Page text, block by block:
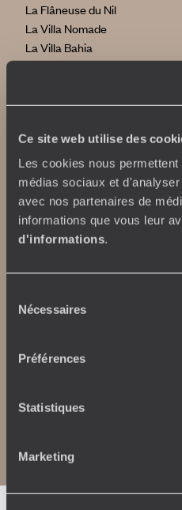
Ce site web utilise des
Les cookies nous
médias sociaux et
avec nos partenaires de
informations que vous leur
d'informations.
Nécessaires
Préférences
Statistiques
Marketing
La Flâneuse du Nil
La Villa Nomade
La Villa Bahia
Notice légale et CGU